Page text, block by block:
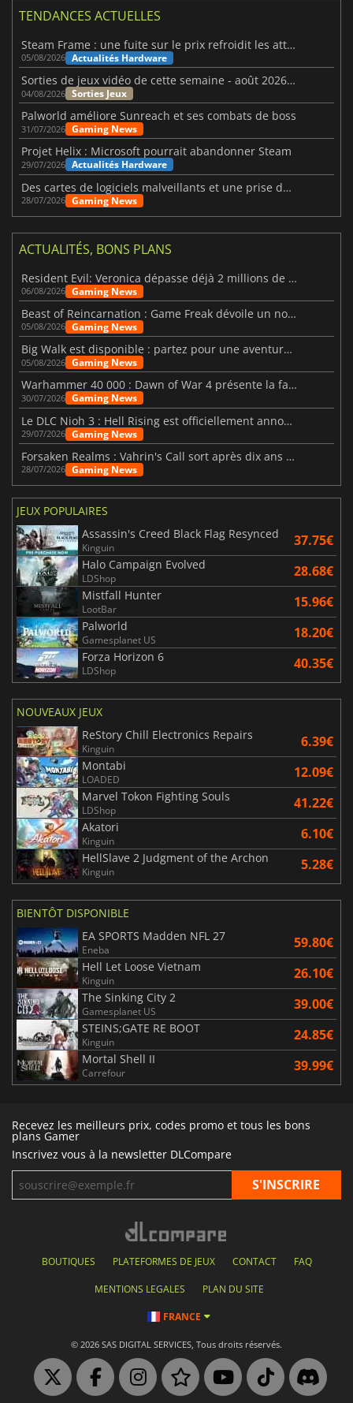
TENDANCES ACTUELLES
Steam Frame : une fuite sur le prix refroidit les attentes VR
05/08/2026 Actualités Hardware
Sorties de jeux vidéo de cette semaine - août 2026 (semaine 32)
04/08/2026 Sorties Jeux
Palworld améliore Sunreach et ses combats de boss
31/07/2026 Gaming News
Projet Helix : Microsoft pourrait abandonner Steam
29/07/2026 Actualités Hardware
Des cartes de logiciels malveillants et une prise de contrôle de Discord ont touché Meccha Chameleon
28/07/2026 Gaming News
ACTUALITÉS, BONS PLANS
Resident Evil: Veronica dépasse déjà 2 millions de wishlists
06/08/2026 Gaming News
Beast of Reincarnation : Game Freak dévoile un nouveau pari
05/08/2026 Gaming News
Big Walk est disponible : partez pour une aventure entre amis
05/08/2026 Gaming News
Warhammer 40 000 : Dawn of War 4 présente la faction des Nécrons
30/07/2026 Gaming News
Le DLC Nioh 3 : Hell Rising est officiellement annoncé
29/07/2026 Gaming News
Forsaken Realms : Vahrin's Call sort après dix ans de développement
28/07/2026 Gaming News
JEUX POPULAIRES
Assassin's Creed Black Flag Resynced
Kinguin 37.75€
Halo Campaign Evolved
LDShop 28.68€
Mistfall Hunter
LootBar 15.96€
Palworld
Gamesplanet US 18.20€
Forza Horizon 6
LDShop 40.35€
NOUVEAUX JEUX
ReStory Chill Electronics Repairs
Kinguin 6.39€
Montabi
LOADED 12.09€
Marvel Tokon Fighting Souls
LDShop 41.22€
Akatori
Kinguin 6.10€
HellSlave 2 Judgment of the Archon
Kinguin 5.28€
BIENTÔT DISPONIBLE
EA SPORTS Madden NFL 27
Eneba 59.80€
Hell Let Loose Vietnam
Kinguin 26.10€
The Sinking City 2
Gamesplanet US 39.00€
STEINS;GATE RE BOOT
Kinguin 24.85€
Mortal Shell II
Carrefour 39.99€
Recevez les meilleurs prix, codes promo et tous les bons
plans Gamer
Inscrivez vous à la newsletter DLCompare
BOUTIQUES PLATEFORMES DE JEUX CONTACT FAQ
MENTIONS LEGALES PLAN DU SITE
FRANCE
© 2026 SAS DIGITAL SERVICES, Tous droits réservés.